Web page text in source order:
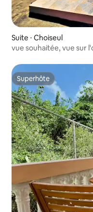
Suite ⋅ Choiseul
vue souhaitée, vue sur
Superhôte
Superhôte